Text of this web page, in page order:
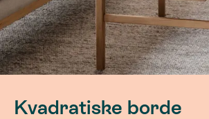
Kvadratiske borde